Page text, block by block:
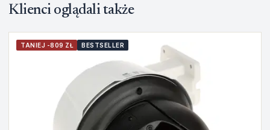
Klienci oglądali także
TANIEJ -809 ZŁ BESTSELLER